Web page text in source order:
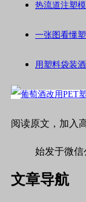
热流道注塑
一张图看懂
用塑料袋装
阅读原文，加入
始发于微
文章导航